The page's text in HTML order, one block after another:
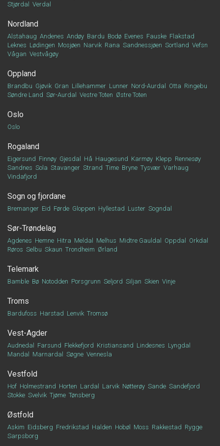
Stjørdal
Verdal
Nordland
Alstahaug Andenes Andøy Bardu Bodø Evenes Fauske Flakstad
Leknes Lødingen Mosjøen Narvik Rana Sandnessjøen Sortland Vefsn
Vågan Vestvågøy
Oppland
Brandbu Gjøvik Gran Lillehammer Lunner Nord-Aurdal Otta Ringebu
Søndre Land Sør-Aurdal Vestre Toten Østre Toten
Oslo
Oslo
Rogaland
Eigersund Finnøy Gjesdal Hå Haugesund Karmøy Klepp Rennesøy
Sandnes Sola Stavanger Strand Time Bryne Tysvær Varhaug
Vindafjord
Sogn og fjordane
Bremanger Eid Førde Gloppen Hyllestad Luster Sogndal
Sør-Trøndelag
Agdenes Hemne Hitra Meldal Melhus Midtre Gauldal Oppdal
Orkdal
Røros Selbu Skaun Trondheim Ørland
Telemark
Bamble Bø Notodden Porsgrunn Seljord Siljan Skien Vinje
Troms
Bardufoss Harstad Lenvik Tromsø
Vest-Agder
Audnedal Farsund Flekkefjord Kristiansand Lindesnes Lyngdal
Mandal
Marnardal Søgne Vennesla
Vestfold
Hof Holmestrand Horten Lardal Larvik Nøtterøy Sande Sandefjord
Stokke Svelvik Tjøme Tønsberg
Østfold
Askim Eidsberg Fredrikstad Halden Hobøl Moss Rakkestad Rygge
Sarpsborg